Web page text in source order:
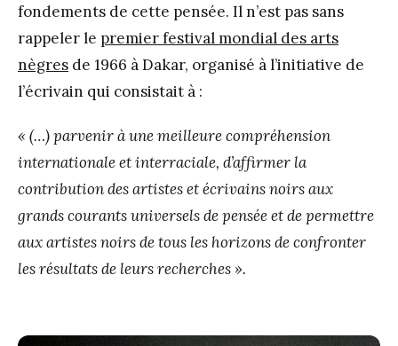
fondements de cette pensée. Il n’est pas sans
rappeler le premier festival mondial des arts
nègres de 1966 à Dakar, organisé à l’initiative de
l’écrivain qui consistait à :
« (…) parvenir à une meilleure compréhension
internationale et interraciale, d’affirmer la
contribution des artistes et écrivains noirs aux
grands courants universels de pensée et de permettre
aux artistes noirs de tous les horizons de confronter
les résultats de leurs recherches ».